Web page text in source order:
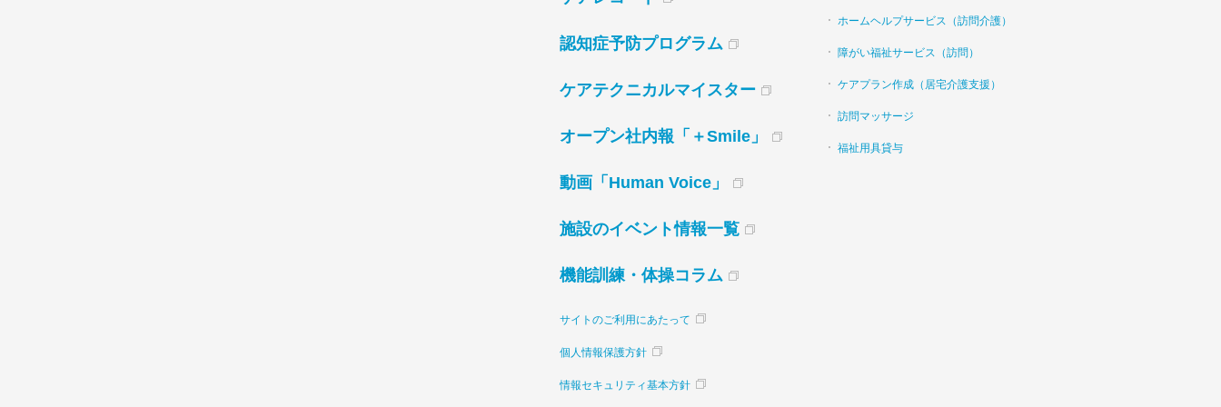
認知症予防プログラム
ケアテクニカルマイスター
オープン社内報「＋Smile」
動画「Human Voice」
施設のイベント情報一覧
機能訓練・体操コラム
サイトのご利用にあたって
個人情報保護方針
情報セキュリティ基本方針
ホームヘルプサービス（訪問介護）
障がい福祉サービス（訪問）
ケアプラン作成（居宅介護支援）
訪問マッサージ
福祉用具貸与